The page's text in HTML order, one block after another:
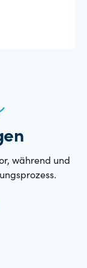
während und